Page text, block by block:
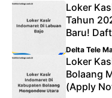
Loker
Tahun
Baru!
Delta Tele
Loker
Bolaang
(Apply